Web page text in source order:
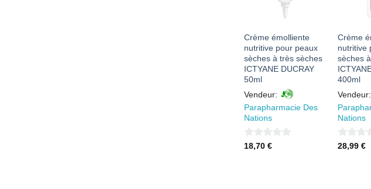
Crème émolliente
nutritive pour peaux
sèches à très sèches
ICTYANE DUCRAY
50ml
Vendeur:
Parapharmacie Des
Nations
0
18,70 €
Crème
nutritive
sèches
400ml
Vendeur:
Nations
0
28,99 €